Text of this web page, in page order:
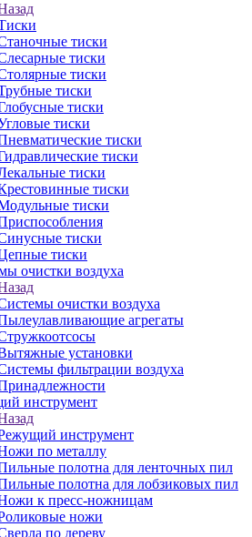
тиски
тиски
тиски
тиски
тиски
тиски
тиски
тиски
тиски
тиски
тиски
тиски
тиски
очистки воздуха
очистки воздуха
агрегаты
установки
фильтрации воздуха
инструмент
инструмент
по металлу
полотна для ленточных пил
полотна для лобзиковых пил
к пресс-ножницам
ножи
по дереву